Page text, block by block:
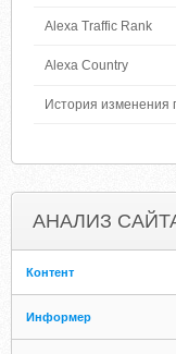
Alexa Traffic Rank
Alexa Country
История изменения
АНАЛИЗ
Контент
Информер